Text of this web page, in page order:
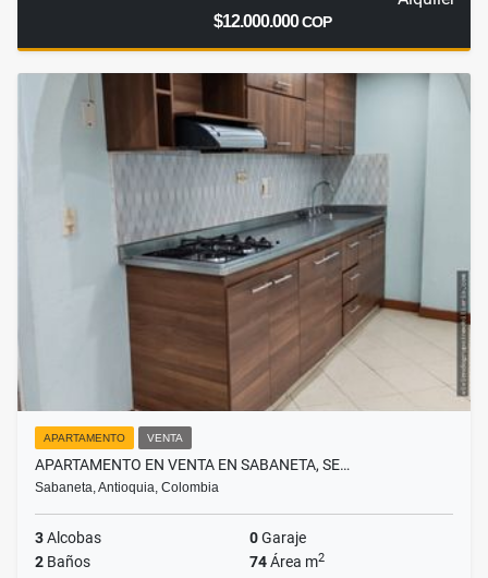
$12.000.000COP
APARTAMENTO VENTA
APARTAMENTO EN VENTA EN SABANETA, SE…
Sabaneta, Antioquia, Colombia
3Alcobas 0Garaje
2 Baños 74Área m2